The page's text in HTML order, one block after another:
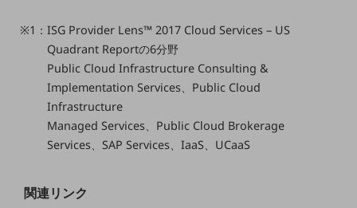
キーワードで探す
モバイルTOP
法人向けスマホ・携帯に関する、
おすすめの機種、料金やサービスをご紹介
ビジネス向けスマートフォン
※1：ISG Provider Lens™ 2017 Cloud Services – US
Quadrant Reportの6分野
Public Cloud Infrastructure Consulting &
Implementation Services、Public Cloud
Infrastructure
Managed Services、Public Cloud Brokerage
Services、SAP Services、IaaS、UCaaS
関連リンク